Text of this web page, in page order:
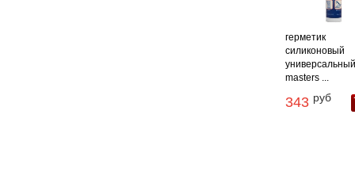
герметик
силиконовый
masters ...
343 руб